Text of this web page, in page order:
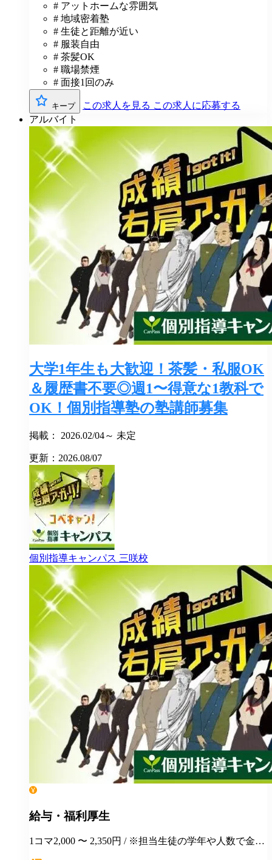
# アットホームな雰囲気
# 地域密着塾
# 生徒と距離が近い
# 服装自由
# 茶髪OK
# 職場禁煙
# 面接1回のみ
キープ この求人を見る この求人に応募する
アルバイト
大学1年生も大歓迎！茶髪・私服OK
＆履歴書不要◎週1〜得意な1教科で
OK！個別指導塾の塾講師募集
掲載： 2026.02/04～ 未定
更新：2026.08/07
個別指導キャンパス 三咲校
給与・福利厚生
1コマ2,000 〜 2,350円 / ※担当生徒の学年や人数で金額